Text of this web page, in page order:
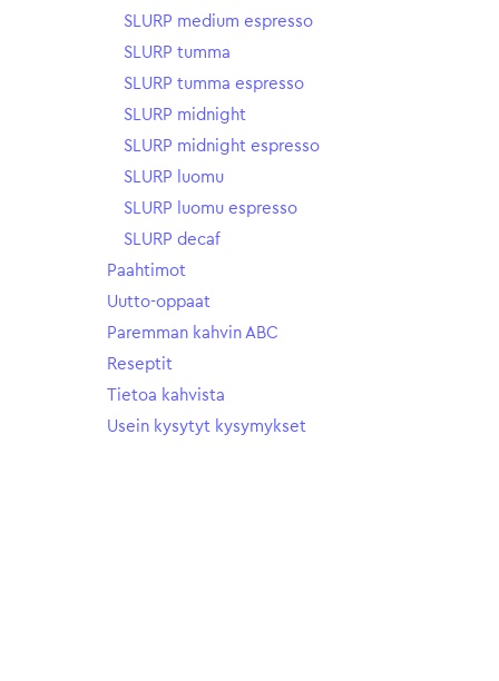
SLURP medium espresso
SLURP tumma
SLURP tumma espresso
SLURP midnight
SLURP midnight espresso
SLURP luomu
SLURP luomu espresso
SLURP decaf
Paahtimot
Uutto-oppaat
Paremman kahvin ABC
Reseptit
Tietoa kahvista
Usein kysytyt kysymykset